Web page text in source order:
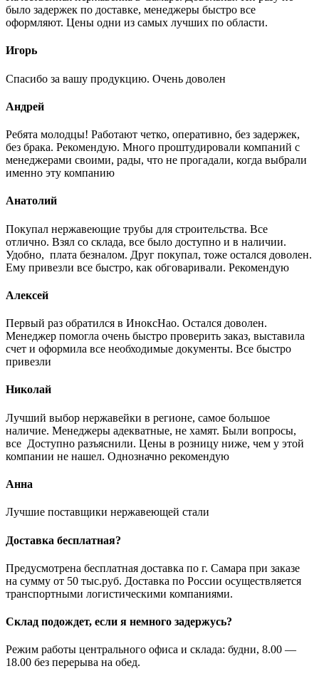
было задержек по доставке, менеджеры быстро все
оформляют. Цены одни из самых лучших по области.
Игорь
Спасибо за вашу продукцию. Очень доволен
Андрей
Ребята молодцы! Работают четко, оперативно, без задержек,
без брака. Рекомендую. Много проштудировали компаний с
менеджерами своими, рады, что не прогадали, когда выбрали
именно эту компанию
Анатолий
Покупал нержавеющие трубы для строительства. Все
отлично. Взял со склада, все было доступно и в наличии.
Удобно, плата безналом. Друг покупал, тоже остался доволен.
Ему привезли все быстро, как обговаривали. Рекомендую
Алексей
Первый раз обратился в ИноксНао. Остался доволен.
Менеджер помогла очень быстро проверить заказ, выставила
счет и оформила все необходимые документы. Все быстро
привезли
Николай
Лучший выбор нержавейки в регионе, самое большое
наличие. Менеджеры адекватные, не хамят. Были вопросы,
все Доступно разъяснили. Цены в розницу ниже, чем у этой
компании не нашел. Однозначно рекомендую
Анна
Лучшие поставщики нержавеющей стали
Доставка бесплатная?
Предусмотрена бесплатная доставка по г. Самара при заказе
на сумму от 50 тыс.руб. Доставка по России осуществляется
транспортными логистическими компаниями.
Склад подождет, если я немного задержусь?
Режим работы центрального офиса и склада: будни, 8.00 —
18.00 без перерыва на обед.